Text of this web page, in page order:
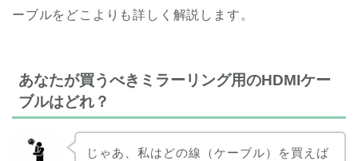
ーブルをどこよりも詳しく解説します。
あなたが買うべきミラーリング用のHDMIケー
ブルはどれ？
じゃあ、私はどの線（ケーブル）を買えば